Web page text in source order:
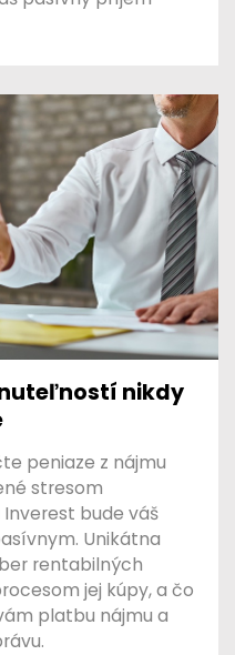
nikdy
peniaze z nájmu
stresom
bude váš
Unikátna
rentabilných
jej kúpy, a čo
platbu nájmu a